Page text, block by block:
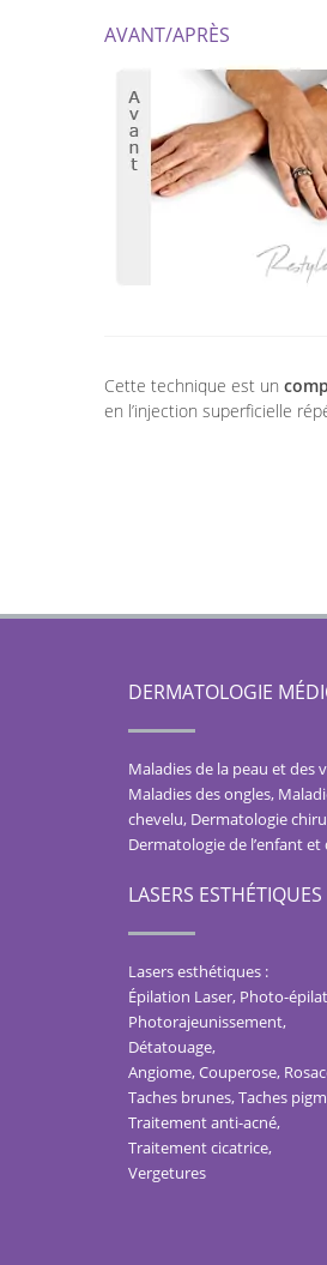
AVANT/APRÈS
Cette technique est un
en l’injection superficielle
DERMATOLOGIE
Maladies de la peau et des
Maladies des ongles,
chevelu, Dermatologie
Dermatologie de l’enfant et
LASERS ESTHÉTIQUES
Lasers esthétiques :
Épilation Laser, Photo-
Photorajeunissement,
Détatouage,
Angiome, Couperose,
Taches brunes, Taches
Traitement anti-acné,
Traitement cicatrice,
Vergetures